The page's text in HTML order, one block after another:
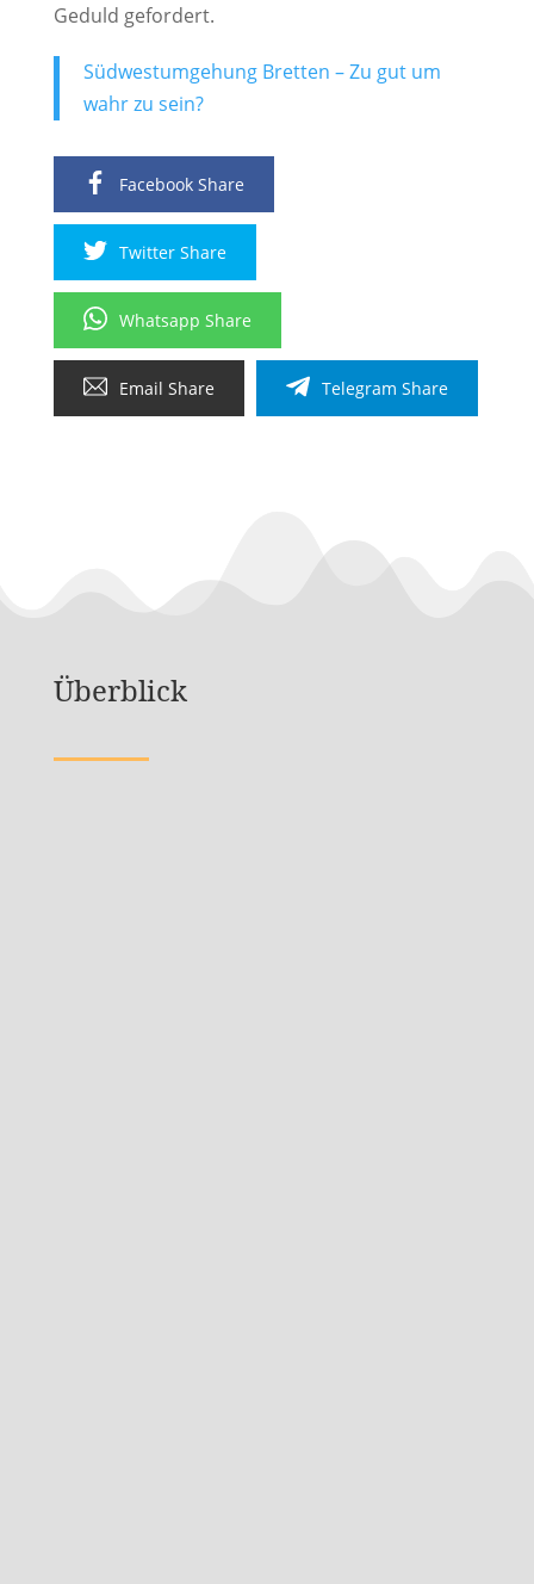
Geduld gefordert.
Südwestumgehung Bretten – Zu gut um
wahr zu sein?
Facebook Share
Twitter Share
Whatsapp Share
Email Share Telegram Share
Überblick